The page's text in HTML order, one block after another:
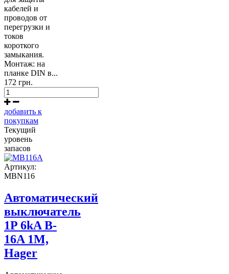
кабелей и
проводов от
перегрузки и
токов
короткого
замыкания.
Монтаж: на
планке DIN в...
172 грн.
добавить к
покупкам
Текущий
уровень
запасов
Артикул:
MBN116
Автоматический
выключатель
1P 6kA B-
16A 1M,
Hager